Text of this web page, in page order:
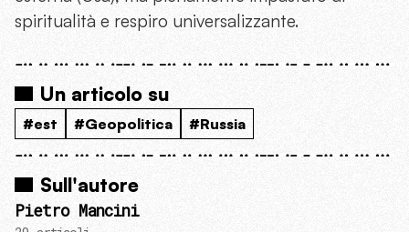
spiritualità e respiro universalizzante.
Un articolo su
#est #Geopolitica #Russia
Sull'autore
Pietro Mancini